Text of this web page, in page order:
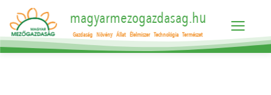
magyarmezogazdasag.hu
Gazdaság Növény Állat Élelmiszer Technológia Természet